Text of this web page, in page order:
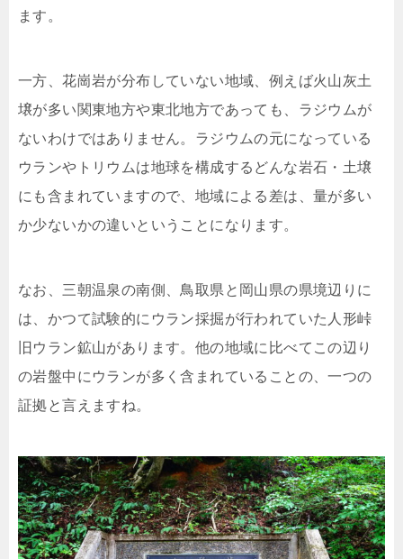
ます。
一方、花崗岩が分布していない地域、例えば火山灰土
壌が多い関東地方や東北地方であっても、ラジウムが
ないわけではありません。ラジウムの元になっている
ウランやトリウムは地球を構成するどんな岩石・土壌
にも含まれていますので、地域による差は、量が多い
か少ないかの違いということになります。
なお、三朝温泉の南側、鳥取県と岡山県の県境辺りに
は、かつて試験的にウラン採掘が行われていた人形峠
旧ウラン鉱山があります。他の地域に比べてこの辺り
の岩盤中にウランが多く含まれていることの、一つの
証拠と言えますね。